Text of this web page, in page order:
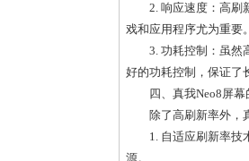
2. 响应速度：高刷
戏和应用程序尤为重要。
3. 功耗控制：虽然
好的功耗控制，保证了
四、真我Neo8屏
除了高刷新率外，
1. 自适应刷新率技
源。